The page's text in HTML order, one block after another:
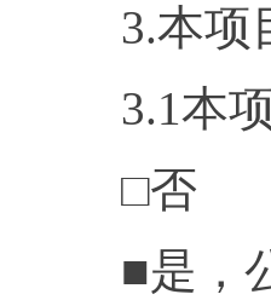
3.本项
3.1本
□否
■是，